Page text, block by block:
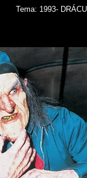
Tema: 1993-